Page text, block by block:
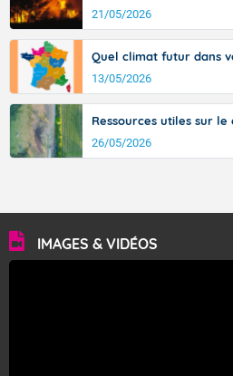
21/05/2026
Quel climat futur dans
13/05/2026
Ressources utiles sur
26/05/2026
IMAGES & VIDÉOS